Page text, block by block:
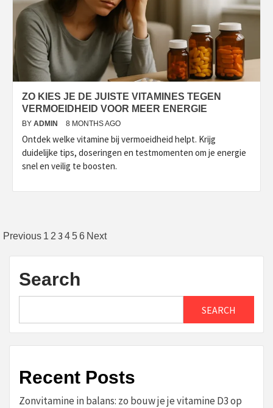
ZO KIES JE DE JUISTE VITAMINES TEGEN
VERMOEIDHEID VOOR MEER ENERGIE
BY ADMIN 8 MONTHS AGO
Ontdek welke vitamine bij vermoeidheid helpt. Krijg
duidelijke tips, doseringen en testmomenten om je energie
snel en veilig te boosten.
Posts
pagination
Previous 1 2 3 4 56 Next
Search
SEARCH
Recent Posts
Zonvitamine in balans: zo bouw je je vitamine D3 op